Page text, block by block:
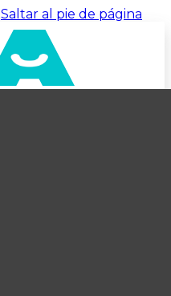
Saltar al pie de página